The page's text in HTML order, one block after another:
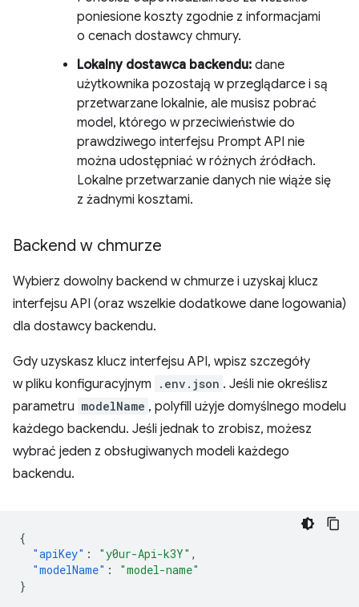
poniesione koszty zgodnie z informacjami
o cenach dostawcy chmury.
Lokalny dostawca backendu: dane
użytkownika pozostają w przeglądarce i są
przetwarzane lokalnie, ale musisz pobrać
model, którego w przeciwieństwie do
prawdziwego interfejsu Prompt API nie
można udostępniać w różnych źródłach.
Lokalne przetwarzanie danych nie wiąże się
z żadnymi kosztami.
Backend w chmurze
Wybierz dowolny backend w chmurze i uzyskaj klucz
interfejsu API (oraz wszelkie dodatkowe dane logowania)
dla dostawcy backendu.
Gdy uzyskasz klucz interfejsu API, wpisz szczegóły
w pliku konfiguracyjnym
.env.json . Jeśli nie określisz
parametru modelName , polyfill użyje domyślnego modelu
każdego backendu. Jeśli jednak to zrobisz, możesz
wybrać jeden z obsługiwanych modeli każdego
backendu.
{
"apiKey" : "y0ur-Api-k3Y" ,
"modelName" :
"model-name"
}